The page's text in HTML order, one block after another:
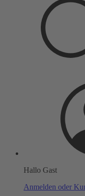
Hallo Gast
Anmelden oder